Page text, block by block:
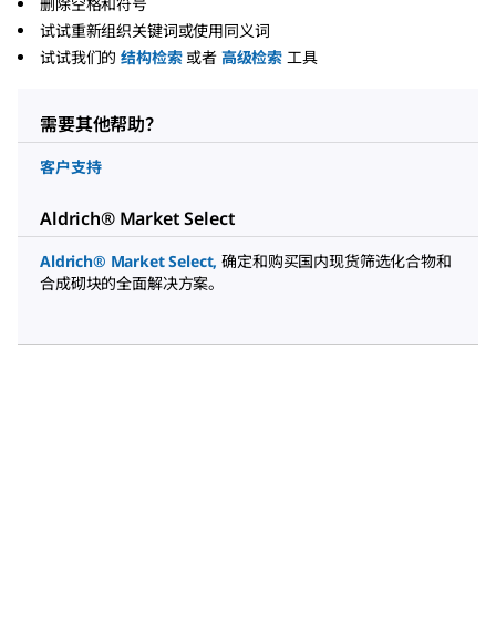
试试重新组织关键词或使用同义词
试试我们的 结构检索 或者 高级检索 工具
需要其他帮助？
客户支持
Aldrich® Market Select
Aldrich® Market Select, 确定和购买国内现货筛选化合物和
合成砌块的全面解决方案。